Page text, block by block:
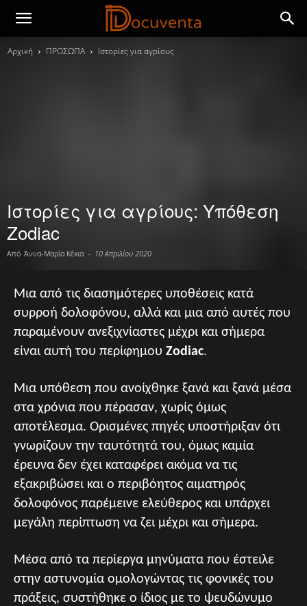
Αρχική ΠΡΟΣΩΠΑ Ιστορίες για αγρίους
Ιστορίες για αγρίους: Υπόθεση
Zodiac
Από Άννα-Μαρία Κέκια - 10 Απριλίου 2020
Μια από τις διασημότερες υποθέσεις κατά
συρροή δολοφόνου, αλλά και μια από αυτές που
παραμένουν ανεξιχνίαστες μέχρι και σήμερα
είναι αυτή του περίφημου Zodiac.
Μια υπόθεση που ανοίχθηκε ξανά και ξανά μέσα
στα χρόνια που πέρασαν, χωρίς όμως
αποτέλεσμα. Ορισμένες πηγές υποστήριξαν ότι
γνωρίζουν την ταυτότητά του, όμως καμία
έρευνα δεν έχει καταφέρει ακόμα να τις
εξακριβώσει και ο περιβόητος αιματηρός
δολοφόνος παρέμεινε ελεύθερος και υπάρχει
μεγάλη περίπτωση να ζει μέχρι και σήμερα.
Μέσα από τα περίεργα μηνύματα που έστειλε
στην αστυνομία ομολογώντας τις φονικές του
πράξεις, συστήθηκε ο ίδιος με το ψευδώνυμο